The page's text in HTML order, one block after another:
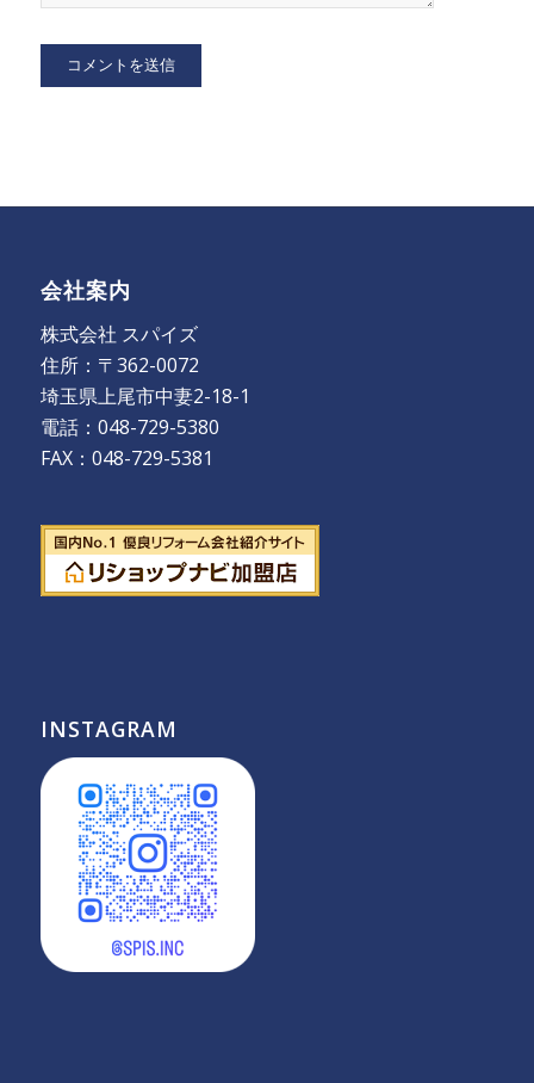
会社案内
株式会社 スパイズ
住所：〒362-0072
埼玉県上尾市中妻2-18-1
電話：048-729-5380
FAX：048-729-5381
INSTAGRAM